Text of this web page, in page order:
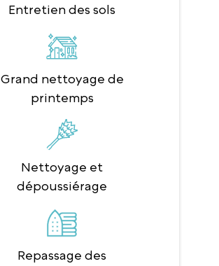
Entretien des sols
Grand nettoyage de
printemps
Nettoyage et
dépoussiérage
Repassage des